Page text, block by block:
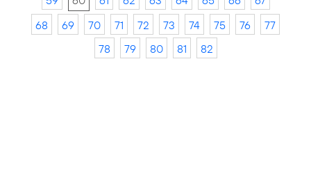
68
69 70 71 72 73 74 75 76
77
78
79 80 81 82